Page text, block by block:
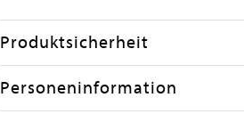
Produktsicherheit
Personeninformation